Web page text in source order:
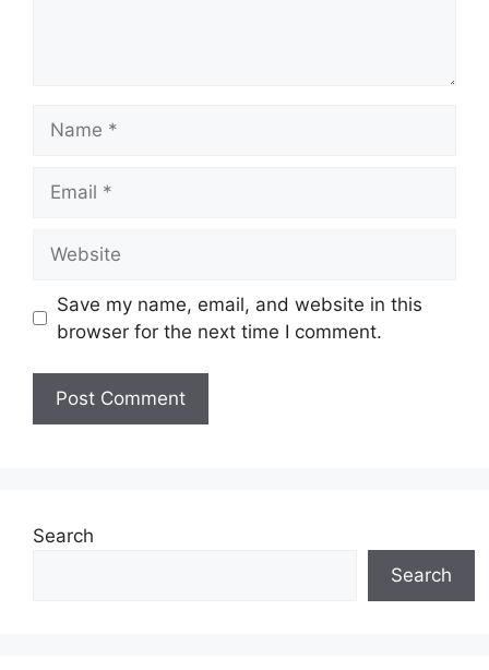
Save my name, email, and website in this
browser for the next time I comment.
Search
Search